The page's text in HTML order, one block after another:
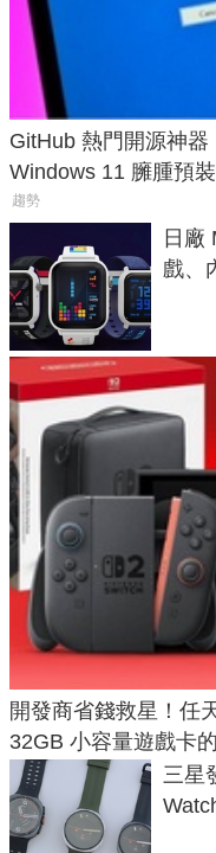
GitHub 熱門開源神
Windows 11 臃腫預
趨勢
日廠
戲、
開發商省錢救星！任
32GB 小容量遊戲卡
三星